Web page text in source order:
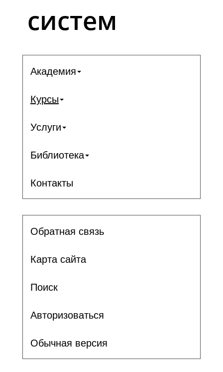
систем
Академия
Курсы
Услуги
Библиотека
Контакты
Обратная связь
Карта сайта
Поиск
Авторизоваться
Обычная версия